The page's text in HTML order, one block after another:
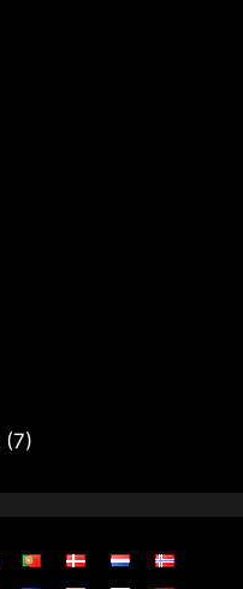
(7)